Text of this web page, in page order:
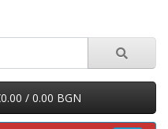
0 продукт(a) - €0.00 / 0.00 BGN